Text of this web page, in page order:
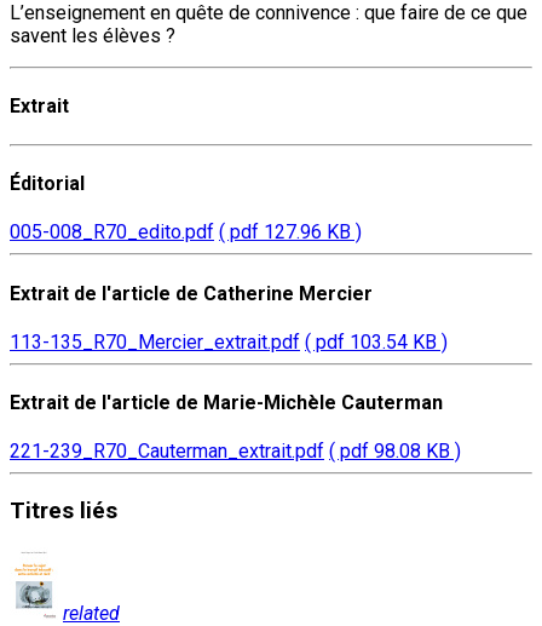
L’enseignement en quête de connivence : que faire de ce que
savent les élèves ?
Extrait
Éditorial
005-008_R70_edito.pdf ( pdf 127.96 KB )
Extrait de l'article de Catherine Mercier
113-135_R70_Mercier_extrait.pdf ( pdf 103.54 KB )
Extrait de l'article de Marie-Michèle Cauterman
221-239_R70_Cauterman_extrait.pdf ( pdf 98.08 KB )
Titres liés
related